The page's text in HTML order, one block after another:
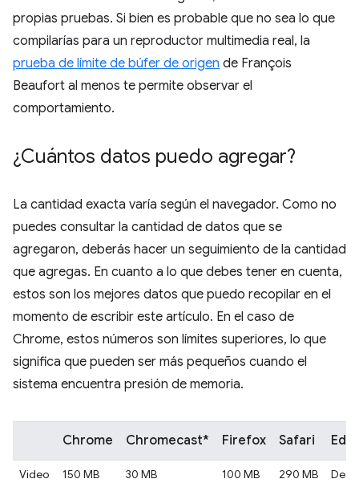
propias pruebas. Si bien es probable que no sea lo que
compilarías para un reproductor multimedia real, la
prueba de límite de búfer de origen de François
Beaufort al menos te permite observar el
comportamiento.
¿Cuántos datos puedo agregar?
La cantidad exacta varía según el navegador. Como no
puedes consultar la cantidad de datos que se
agregaron, deberás hacer un seguimiento de la cantidad
que agregas. En cuanto a lo que debes tener en cuenta,
estos son los mejores datos que puedo recopilar en el
momento de escribir este artículo. En el caso de
Chrome, estos números son límites superiores, lo que
significa que pueden ser más pequeños cuando el
sistema encuentra presión de memoria.
Chrome Chromecast* Firefox Safari
Video 150 MB 30 MB 100 MB 290 MB